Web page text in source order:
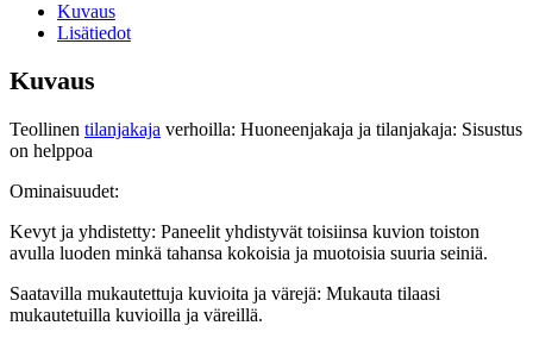
Kuvaus
Lisätiedot
Kuvaus
Teollinen tilanjakaja verhoilla: Huoneenjakaja ja tilanjakaja: Sisustus
on helppoa
Ominaisuudet:
Kevyt ja yhdistetty: Paneelit yhdistyvät toisiinsa kuvion toiston
avulla luoden minkä tahansa kokoisia ja muotoisia suuria seiniä.
Saatavilla mukautettuja kuvioita ja värejä: Mukauta tilaasi
mukautetuilla kuvioilla ja väreillä.